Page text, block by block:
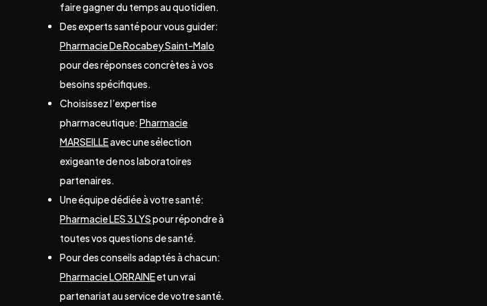
faire gagner du temps au quotidien.
Des experts santé pour vous guider:
Pharmacie De Rocabey Saint-Malo
pour des réponses concrètes à vos
besoins spécifiques.
Choisissez l’expertise
pharmaceutique: Pharmacie
MARSEILLEavec une sélection
exigeante de nos laboratoires
partenaires.
Une équipe dédiée à votre santé:
Pharmacie LES 3 LYSpour répondre à
toutes vos questions de santé.
Pour des conseils adaptés à chacun:
Pharmacie LORRAINEet un vrai
partenariat au service de votre santé.